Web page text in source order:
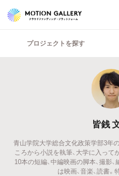
プロジェクトを探す
皆銭
青山学院大学総合文化政策学部3年
ころから小説を執筆、大学に入って
10本の短編、中編映画の脚本、撮影
は映画、音楽、読書。